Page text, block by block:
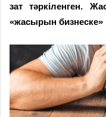
зат тәркіленген.
«жасырын бизнеске»